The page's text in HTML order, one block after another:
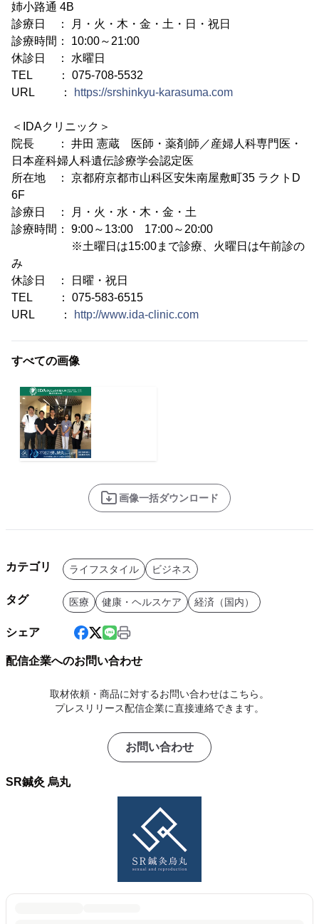
姉小路通 4B
診療日 ： 月・火・木・金・土・日・祝日
診療時間： 10:00～21:00
休診日 ： 水曜日
TEL ： 075-708-5532
URL ：
https://srshinkyu-karasuma.com
＜IDAクリニック＞
院長 ： 井田 憲蔵 医師・薬剤師／産婦人科専門医・
日本産科婦人科遺伝診療学会認定医
所在地 ： 京都府京都市山科区安朱南屋敷町35 ラクトD
6F
診療日 ： 月・火・水・木・金・土
診療時間： 9:00～13:00 17:00～20:00
※土曜日は15:00まで診療、火曜日は午前診の
み
休診日 ： 日曜・祝日
TEL ： 075-583-6515
URL ：
http://www.ida-clinic.com
すべての画像
画像一括ダウンロード
カテゴリ ライフスタイル ビジネス
タグ 医療 健康・ヘルスケア 経済（国内）
シェア
配信企業へのお問い合わせ
取材依頼・商品に対するお問い合わせはこちら。
プレスリリース配信企業に直接連絡できます。
お問い合わせ
SR鍼灸 烏丸